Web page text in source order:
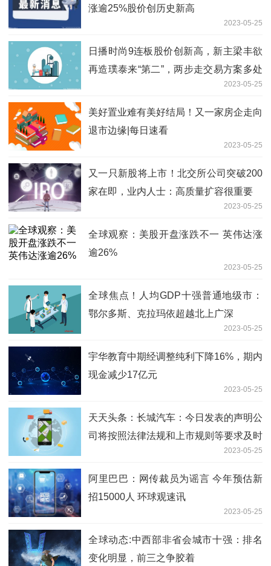
涨逾25%股价创历史新高
2023-05-25
日播时尚9连板股价创新高，新主梁丰欲
再造璞泰来“第二”，两步走交易方案多处
2023-05-25
美好置业难有美好结局！又一家房企走向
退市边缘|每日速看
2023-05-25
又一只新股将上市！北交所公司突破200
家在即，业内人士：高质量扩容很重要
2023-05-25
全球观察：美股开盘涨跌不一 英伟达涨
逾26%
2023-05-25
全球焦点！人均GDP十强普通地级市：
鄂尔多斯、克拉玛依超越北上广深
2023-05-25
宇华教育中期经调整纯利下降16%，期内
现金减少17亿元
2023-05-25
天天头条：长城汽车：今日发表的声明公
司将按照法律法规和上市规则等要求及时
2023-05-25
阿里巴巴：网传裁员为谣言 今年预估新
招15000人 环球观速讯
2023-05-25
全球动态:中西部非省会城市十强：排名
变化明显，前三之争胶着